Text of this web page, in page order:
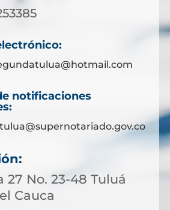
notificaciones
27 No. 23-48 Tuluá
Cauca